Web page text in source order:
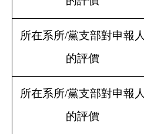
所在系所/黨支部對申報人
的評價
所在系所/黨支部對申報人
的評價